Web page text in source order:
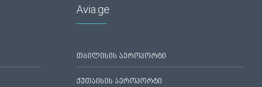
Avia.ge
თბილისის აეროპორტი
ქუთაისის აეროპორტი